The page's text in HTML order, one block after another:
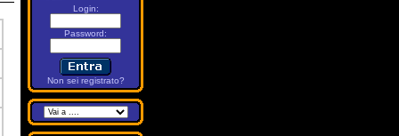
Login:
Password:
Non sei registrato?